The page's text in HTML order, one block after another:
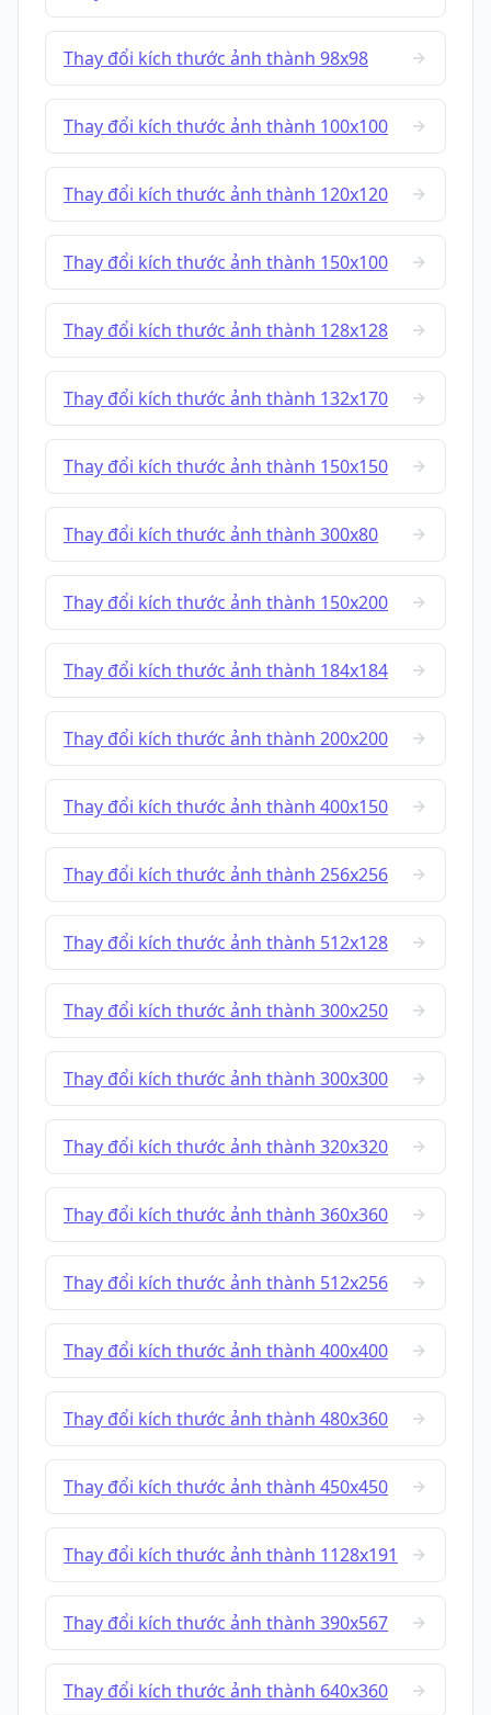
Thay đổi kích thước ảnh thành 98x98
Thay đổi kích thước ảnh thành 100x100
Thay đổi kích thước ảnh thành 120x120
Thay đổi kích thước ảnh thành 150x100
Thay đổi kích thước ảnh thành 128x128
Thay đổi kích thước ảnh thành 132x170
Thay đổi kích thước ảnh thành 150x150
Thay đổi kích thước ảnh thành 300x80
Thay đổi kích thước ảnh thành 150x200
Thay đổi kích thước ảnh thành 184x184
Thay đổi kích thước ảnh thành 200x200
Thay đổi kích thước ảnh thành 400x150
Thay đổi kích thước ảnh thành 256x256
Thay đổi kích thước ảnh thành 512x128
Thay đổi kích thước ảnh thành 300x250
Thay đổi kích thước ảnh thành 300x300
Thay đổi kích thước ảnh thành 320x320
Thay đổi kích thước ảnh thành 360x360
Thay đổi kích thước ảnh thành 512x256
Thay đổi kích thước ảnh thành 400x400
Thay đổi kích thước ảnh thành 480x360
Thay đổi kích thước ảnh thành 450x450
Thay đổi kích thước ảnh thành 1128x191
Thay đổi kích thước ảnh thành 390x567
Thay đổi kích thước ảnh thành 640x360